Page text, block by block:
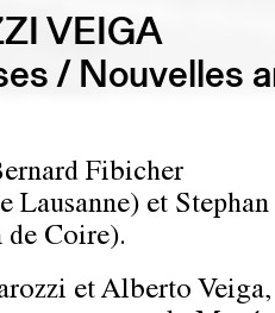
VEIGA
/ Nouvelles
Fibicher
Lausanne) et Stephan
de Coire).
et Alberto Veiga,